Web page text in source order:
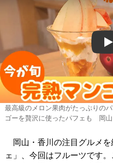
最高級のメロン果肉がたっぷりの
ゴーを贅沢に使ったパフェも 岡山
岡山・香川の注目グルメを
ェ」、今回はフルーツです